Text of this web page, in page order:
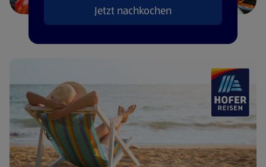
Jetzt nachkochen